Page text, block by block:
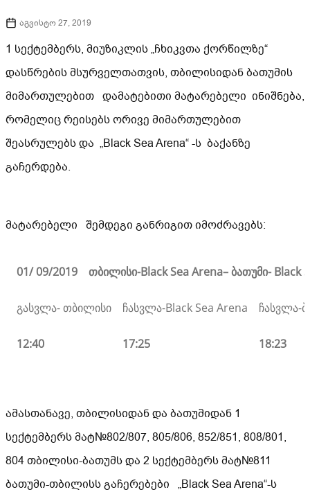
აგვისტო 27, 2019
1 სექტემბერს, მიუზიკლის „ჩხიკვთა ქორწილზე“
დასწრების მსურველთათვის, თბილისიდან ბათუმის
მიმართულებით დამატებითი მატარებელი ინიშნება,
რომელიც რეისებს ორივე მიმართულებით
შეასრულებს და „Black Sea Arena“ -ს ბაქანზე
გაჩერდება.
მატარებელი შემდეგი განრიგით იმოძრავებს:
01/ 09/2019 თბილისი-Black Sea Arena– ბათუმი- Black
გასვლა- თბილისი ჩასვლა-Black Sea Arena ჩასვლა-
12:40 17:25 18:23
ამასთანავე, თბილისიდან და ბათუმიდან 1
სექტემბერს მატ№802/807, 805/806, 852/851, 808/801,
804 თბილისი-ბათუმს და 2 სექტემბერს მატ№811
ბათუმი-თბილისს გაჩერებები „Black Sea Arena“-ს